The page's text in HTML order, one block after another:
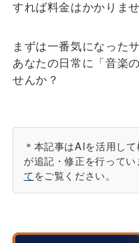
すれば料金はかかりませ
まずは一番気になった
あなたの日常に「音楽
せんか？
＊本記事はAIを活用し
が追記・修正を行って
てをご覧ください。